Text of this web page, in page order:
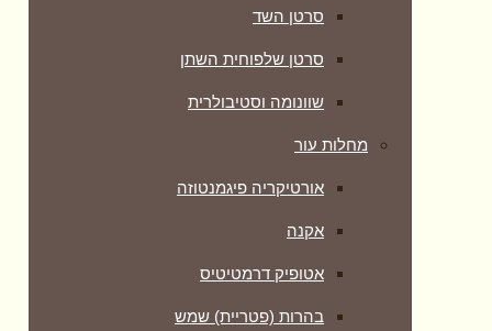
סרטן השד
סרטן שלפוחית השתן
שוונומה וסטיבולרית
מחלות עור
אורטיקריה פיגמנטוזה
אקנה
אטופיק דרמטיטיס
בהרות (פטריית) שמש